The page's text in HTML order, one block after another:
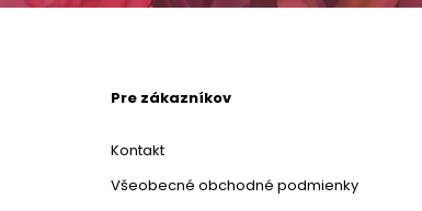
Pre zákazníkov
Kontakt
Všeobecné obchodné podmienky